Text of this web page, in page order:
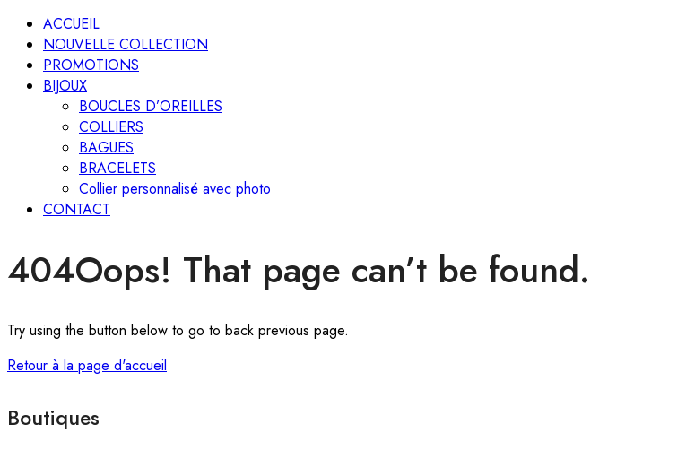
ACCUEIL
NOUVELLE COLLECTION
PROMOTIONS
BIJOUX
BOUCLES D’OREILLES
COLLIERS
BAGUES
BRACELETS
Collier personnalisé avec photo
CONTACT
404Oops! That page can’t be found.
Try using the button below to go to back previous page.
Retour à la page d'accueil
Boutiques